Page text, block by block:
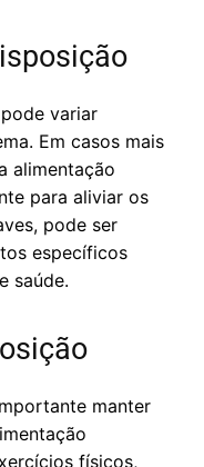
variar
Em casos mais
alimentação
para aliviar os
pode ser
específicos
saúde.
manter
físicos,